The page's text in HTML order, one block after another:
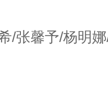
/张馨予/杨明